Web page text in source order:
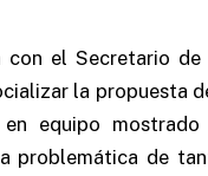
el Secretario de
la propuesta
equipo
problemática de